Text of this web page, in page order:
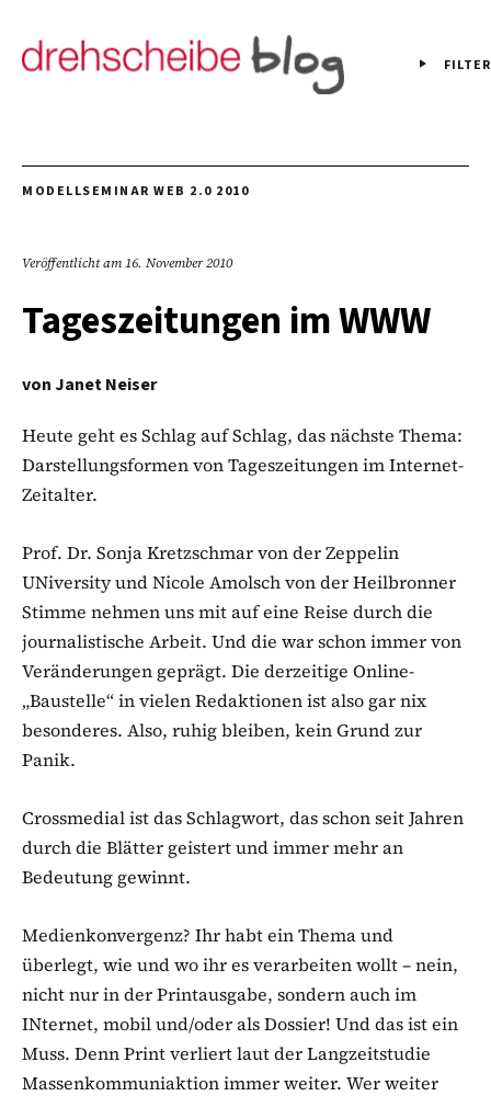
FILTER
MODELLSEMINAR WEB 2.0 2010
Veröffentlicht am16. November 2010
Tageszeitungen im WWW
von Janet Neiser
Heute geht es Schlag auf Schlag, das nächste Thema:
Darstellungsformen von Tageszeitungen im Internet-
Zeitalter.
Prof. Dr. Sonja Kretzschmar von der Zeppelin
UNiversity und Nicole Amolsch von der Heilbronner
Stimme nehmen uns mit auf eine Reise durch die
journalistische Arbeit. Und die war schon immer von
Veränderungen geprägt. Die derzeitige Online-
„Baustelle“ in vielen Redaktionen ist also gar nix
besonderes. Also, ruhig bleiben, kein Grund zur
Panik.
Crossmedial ist das Schlagwort, das schon seit Jahren
durch die Blätter geistert und immer mehr an
Bedeutung gewinnt.
Medienkonvergenz? Ihr habt ein Thema und
überlegt, wie und wo ihr es verarbeiten wollt – nein,
nicht nur in der Printausgabe, sondern auch im
INternet, mobil und/oder als Dossier! Und das ist ein
Muss. Denn Print verliert laut der Langzeitstudie
Massenkommuniaktion immer weiter. Wer weiter